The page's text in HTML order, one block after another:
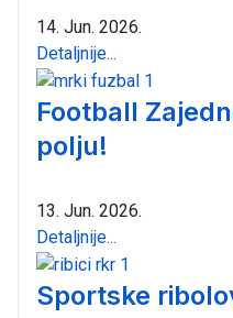
14. Jun. 2026.
Detaljnije...
Football
polju!
13. Jun. 2026.
Detaljnije...
Sportske